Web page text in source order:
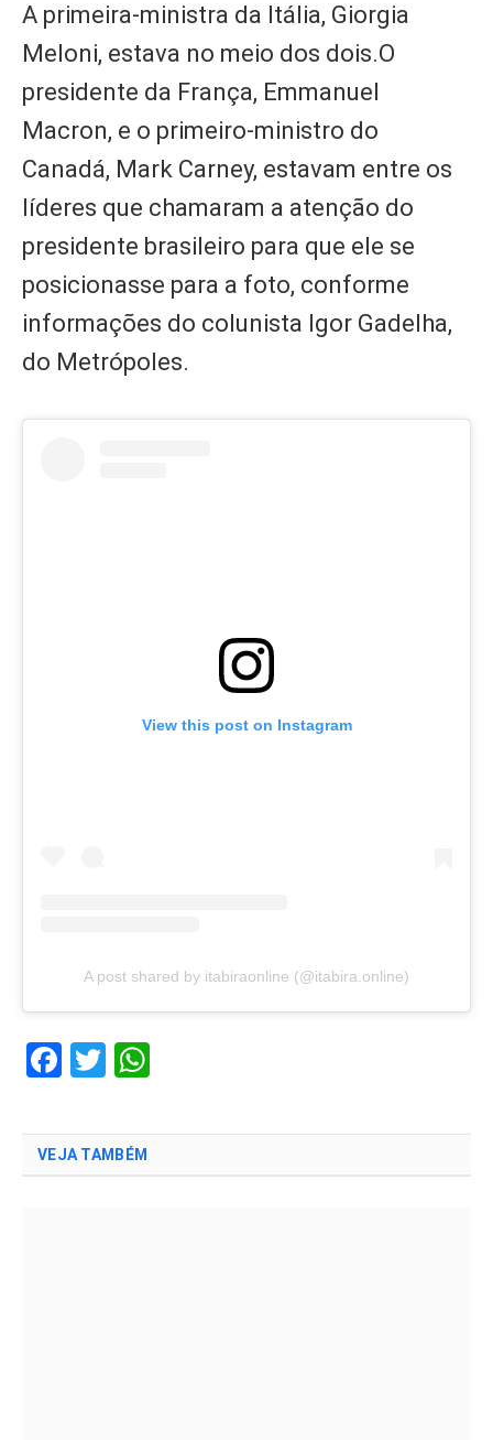
A primeira-ministra da Itália, Giorgia
Meloni, estava no meio dos dois.O
presidente da França, Emmanuel
Macron, e o primeiro-ministro do
Canadá, Mark Carney, estavam entre os
líderes que chamaram a atenção do
presidente brasileiro para que ele se
posicionasse para a foto, conforme
informações do colunista Igor Gadelha,
do Metrópoles.
View this post on Instagram
A post shared by itabiraonline (@itabira.online)
Facebook
Twitter
VEJA TAMBÉM